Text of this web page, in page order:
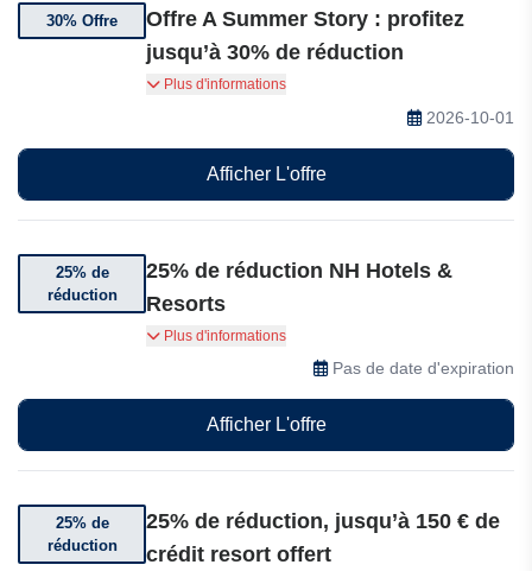
30% Offre
Offre A Summer Story : profitez
jusqu’à 30% de réduction
Offre A Summer Story : profitez jusqu’à 30% de
réduction, gagnez 5 DISCOVERY Dollars et
bénéficiez de l’annulation flexible pour vos
vacances d’été !
Plus d'informations
2026-10-01
Afficher L'offre
25% de
réduction
25% de réduction NH Hotels &
Resorts
Bénéficiez de jusqu'à 25 % de réduction sur vos
séjours en station balnéaire et imprégnez-vous
de l'ambiance estivale.
Plus d'informations
Pas de date d'expiration
Afficher L'offre
25% de
réduction
25% de réduction, jusqu’à 150 € de
crédit resort offert